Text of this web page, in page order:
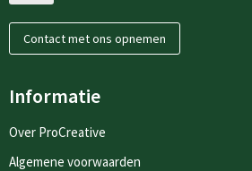
Contact met ons opnemen
Informatie
Over ProCreative
Algemene voorwaarden